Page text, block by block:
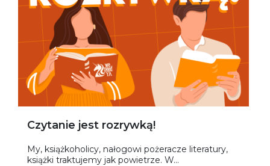
Czytanie jest rozrywką!
My, książkoholicy, nałogowi pożeracze literatury,
książki traktujemy jak powietrze. W...